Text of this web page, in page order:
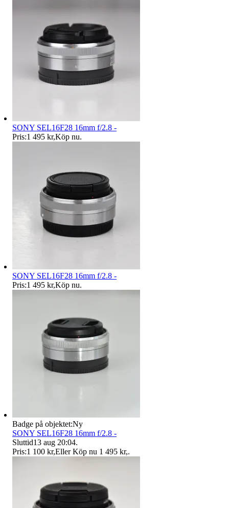
SONY SEL16F28 16mm f/2.8 -
Pris:1 495 kr,Köp nu.
SONY SEL16F28 16mm f/2.8 -
Pris:1 495 kr,Köp nu.
Badge på objektet:Ny
SONY SEL16F28 16mm f/2.8 -
Sluttid13 aug 20:04.
Pris:1 100 kr,Eller Köp nu 1 495 kr,.